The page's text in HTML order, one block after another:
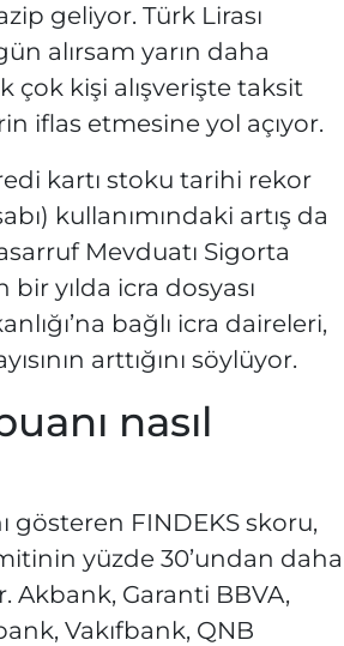
geliyor. Türk Lirası
alırsam yarın daha
çok kişi alışverişte taksit
iflas etmesine yol açıyor.
kartı stoku tarihi rekor
kullanımındaki artış da
Mevduatı Sigorta
yılda icra dosyası
bağlı icra daireleri,
arttığını söylüyor.
nasıl
gösteren FINDEKS skoru,
yüzde 30’undan daha
Akbank, Garanti BBVA,
Vakıfbank, QNB